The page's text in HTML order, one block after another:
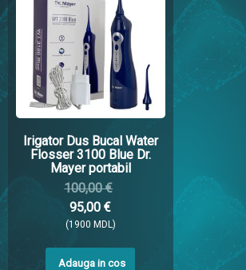
Irigator Dus Bucal Water
Flosser 3100 Blue Dr.
Mayer portabil
100,00 €
95,00 €
(1900 MDL)
Adauga in cos